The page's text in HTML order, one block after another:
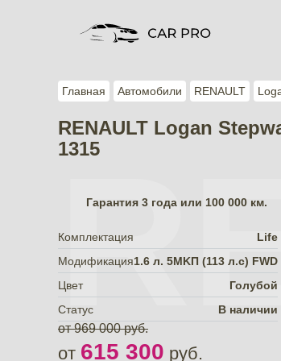
Главная Автомобили RENAULT
RENAULT Logan
1315
Гарантия 3 года или 100 000 км.
Комплектация
Life
Модификация1.6 л. 5MKП (113 л.с) FWD
Цвет
Голубой
Статус
В наличии
от 969 000 руб.
от 615 300 руб.